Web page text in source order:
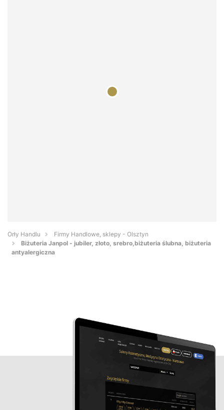
Orły Handlu
Firmy Handlowe, sklepy - Olsztyn
Biżuteria Janpol - jubiler, złoto, srebro,biżuteria ślubna, biżuteria
antyalergiczna